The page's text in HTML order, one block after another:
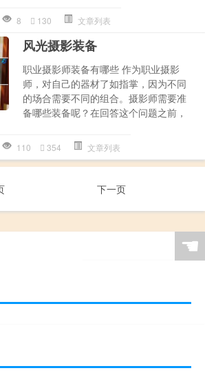
8 130 文章列表
风光摄影装备
职业摄影师装备有哪些 作为职业摄影
师，对自己的器材了如指掌，因为不同
的场合需要不同的组合。摄影师需要准
备哪些装备呢？在回答这个问题之前，
110 354 文章列表
下一页
☚